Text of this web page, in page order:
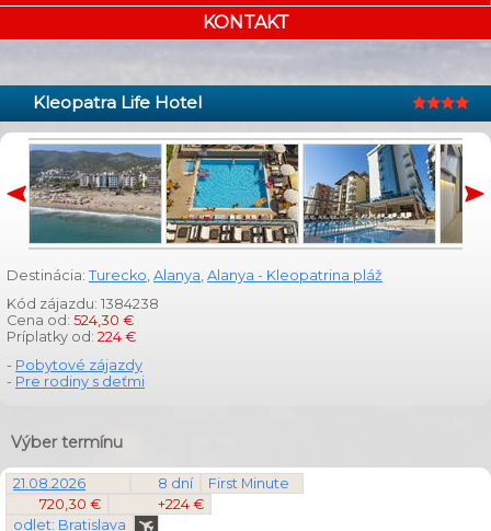
KONTAKT
Kleopatra Life Hotel
Destinácia: Turecko, Alanya, Alanya - Kleopatrina pláž
Kód zájazdu: 1384238
Cena od: 524,30 €
Príplatky od: 224 €
- Pobytové zájazdy
- Pre rodiny s deťmi
Výber termínu
21.08.2026 8 dní
First Minute
720,30 €
+224 €
odlet: Bratislava